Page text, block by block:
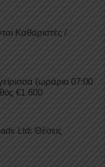
Καθαριστές /
(ωράριο 07:00
€1.600
Ltd: Θέσεις